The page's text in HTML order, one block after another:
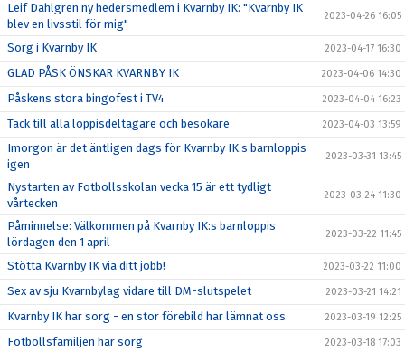
Leif Dahlgren ny hedersmedlem i Kvarnby IK: "Kvarnby IK
blev en livsstil för mig"
2023-04-26 16:05
Sorg i Kvarnby IK 2023-04-17 16:30
GLAD PÅSK ÖNSKAR KVARNBY IK 2023-04-06 14:30
Påskens stora bingofest i TV4 2023-04-04 16:23
Tack till alla loppisdeltagare och besökare 2023-04-03 13:59
Imorgon är det äntligen dags för Kvarnby IK:s barnloppis
igen
2023-03-31 13:45
Nystarten av Fotbollsskolan vecka 15 är ett tydligt
vårtecken
2023-03-24 11:30
Påminnelse: Välkommen på Kvarnby IK:s barnloppis
lördagen den 1 april
2023-03-22 11:45
Stötta Kvarnby IK via ditt jobb! 2023-03-22 11:00
Sex av sju Kvarnbylag vidare till DM-slutspelet 2023-03-21 14:21
Kvarnby IK har sorg - en stor förebild har lämnat oss 2023-03-19 12:25
Fotbollsfamiljen har sorg 2023-03-18 17:03